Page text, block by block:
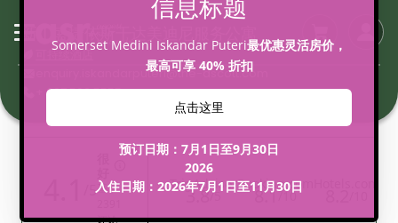
新山盛捷依斯干达美迪尼服务公寓
可持续酒店
enquiry.iskandarputeri@the-ascott.com
+ 607 560 5555